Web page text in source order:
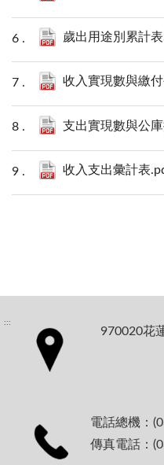
歲出用途別累計
收入實現數與繳
支出實現數與公
收入支出彙計表
:::
970020花
電話總機：
傳真電話：